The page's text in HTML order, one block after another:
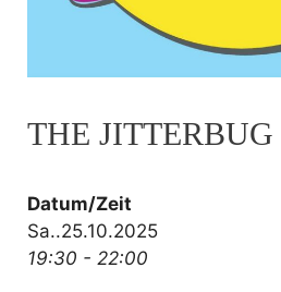
THE JITTERBUG
Datum/Zeit
Sa..25.10.2025
19:30 - 22:00